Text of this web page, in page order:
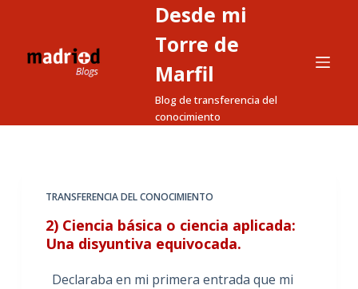
r
Desde mi
Torre de
Marfil
Blog de transferencia del
conocimiento
TRANSFERENCIA DEL CONOCIMIENTO
2) Ciencia básica o ciencia aplicada:
Una disyuntiva equivocada.
Declaraba en mi primera entrada que mi